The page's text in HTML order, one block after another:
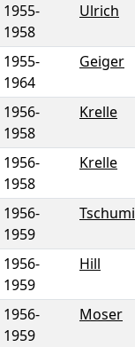
1955-
1958
Ulrich
1955-
1964
Geiger
1956-
1958
Krelle
1956-
1958
Krelle
1956-
1959
Tschumi
1956-
1959
Hill
1956-
1959
Moser